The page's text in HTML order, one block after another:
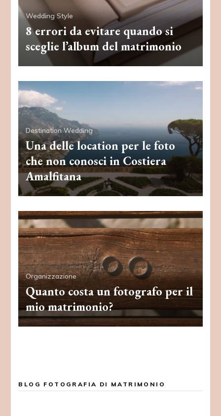
Wedding Style
8 errori da evitare quando si
sceglie l’album del matrimonio
Destination Wedding
Una delle location per le foto
che non conosci in Costiera
Amalfitana
Organizzazione
Quanto costa un fotografo per il
mio matrimonio?
BLOG FOTOGRAFIA DI MATRIMONIO